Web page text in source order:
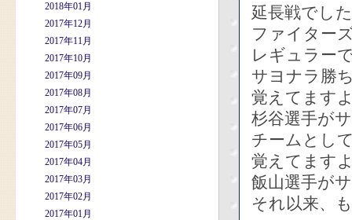
2018年01月
2017年12月
2017年11月
2017年10月
2017年09月
2017年08月
2017年07月
2017年06月
2017年05月
2017年04月
2017年03月
2017年02月
2017年01月
延長戦でし
ファイター
レギュラー
サヨナラ勝
覚えてます
杉谷選手が
チームとし
覚えてます
飯山選手が
それ以来、